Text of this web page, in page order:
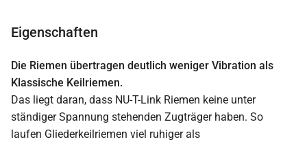
Eigenschaften
Die Riemen übertragen deutlich weniger Vibration als
Klassische Keilriemen.
Das liegt daran, dass NU-T-Link Riemen keine unter
ständiger Spannung stehenden Zugträger haben. So
laufen Gliederkeilriemen viel ruhiger als